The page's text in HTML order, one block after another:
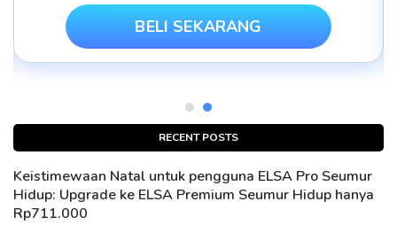
RECENT POSTS
Keistimewaan Natal untuk pengguna ELSA Pro Seumur
Hidup: Upgrade ke ELSA Premium Seumur Hidup hanya
Rp711.000
BELI SEKARANG